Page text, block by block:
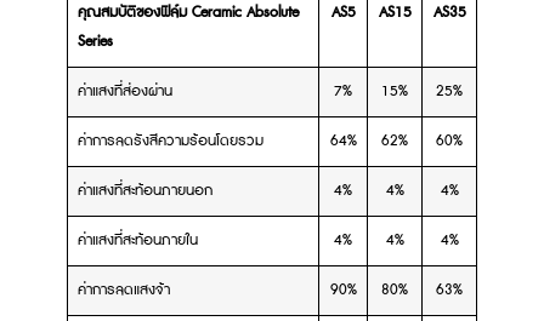
คุณสมบัติของฟิล์ม Ceramic Absolute
Series
AS5 AS15 AS35
ค่าแสงที่ส่องผ่าน 7% 15% 25%
ค่าการลดรังสีความร้อนโดยรวม 64% 62% 60%
ค่าแสงที่สะท้อนภายนอก 4% 4% 4%
ค่าแสงที่สะท้อนภายใน 4% 4% 4%
ค่าการลดแสงจ้า 90% 80% 63%